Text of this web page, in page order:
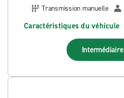
Transmission manuelle
Caractéristiques du véhicule
Intermédiaire